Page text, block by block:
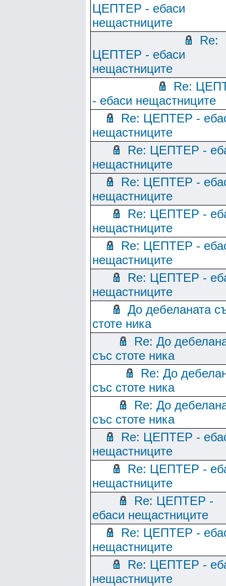
ЦЕПТЕР - ебаси
нещастниците
Re:
ЦЕПТЕР - ебаси
нещастниците
Re:
- ебаси нещастниците
Re: ЦЕПТЕР -
нещастниците
Re: ЦЕПТЕР -
нещастниците
Re: ЦЕПТЕР -
нещастниците
Re: ЦЕПТЕР -
нещастниците
Re: ЦЕПТЕР -
нещастниците
Re: ЦЕПТЕР -
нещастниците
До дебеланата
стоте ника
Re: До
със стоте ника
Re: До
със стоте ника
Re: До
със стоте ника
Re: ЦЕПТЕР -
нещастниците
Re: ЦЕПТЕР -
нещастниците
Re: ЦЕПТЕР -
ебаси нещастниците
Re: ЦЕПТЕР -
нещастниците
Re: ЦЕПТЕР -
нещастниците